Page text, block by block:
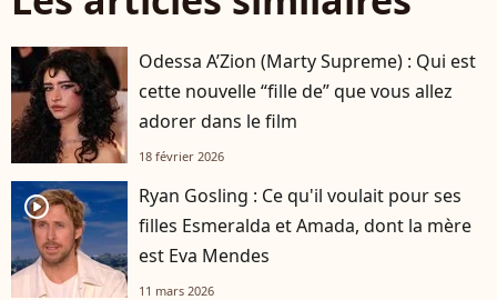
Odessa A’Zion (Marty Supreme) : Qui est
cette nouvelle “fille de” que vous allez
adorer dans le film
18 février 2026
player2
Ryan Gosling : Ce qu'il voulait pour ses
filles Esmeralda et Amada, dont la mère
est Eva Mendes
11 mars 2026